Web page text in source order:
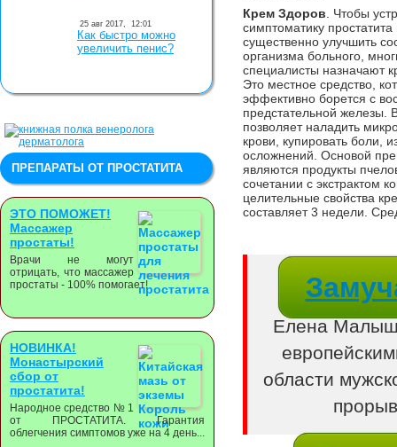
Крем Здоров . Чтобы
симптоматику простатита
существенно улучшить
организма больного,
специалисты назначают
Это местное средство,
эффективно борется с
предстательной железы.
позволяет наладить
крови, купировать боли,
осложнений. Основой
являются продукты
сочетании с экстрактом
целительные свойства
составляет 3 недели.
Елена
области
25 авг 2017, 12:01
Как быстро можно
увеличить пенис?
ПРЕПАРАТЫ ОТ ПРОСТАТИТА
ЭТО ПОМОЖЕТ!
Массажер
простаты!
Врачи не могут
отрицать, что массажер
простаты - 100% помогает!
НОВИНКА!
Монастырский
сбор от
простатита!
Народное средство № 1
от ПРОСТАТИТА. Гарантия
облегчения симптомов уже на 4 день...